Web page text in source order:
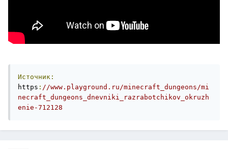
Источник:
https : //www.playground.ru/minecraft_dungeons/mi
necraft_dungeons_dnevniki_razrabotchikov_okruzh
enie-712128